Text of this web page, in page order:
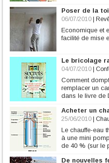
Poser de la
06/07/2010
Economique et
facilité de mise
Le bricolage
04/07/2010
Comment
remplacer un
dans le livre de
Acheter un
25/06/2010
Le chauffe-eau
à une mini
de 40 % (sur le
De nouvelles